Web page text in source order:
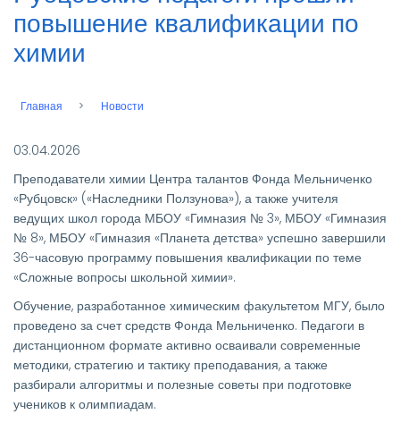
повышение квалификации по
химии
Строка
Главная Новости
03.04.2026
Преподаватели химии Центра талантов Фонда Мельниченко
«Рубцовск» («Наследники Ползунова»), а также учителя
ведущих школ города МБОУ «Гимназия № 3», МБОУ «Гимназия
№ 8», МБОУ «Гимназия «Планета детства» успешно завершили
36-часовую программу повышения квалификации по теме
«Сложные вопросы школьной химии».
Обучение, разработанное химическим факультетом МГУ, было
проведено за счет средств Фонда Мельниченко. Педагоги в
дистанционном формате активно осваивали современные
методики, стратегию и тактику преподавания, а также
разбирали алгоритмы и полезные советы при подготовке
учеников к олимпиадам.